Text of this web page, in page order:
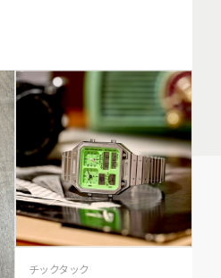
チックタック